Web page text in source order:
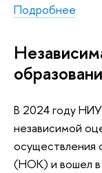
Подробнее
В 2024 году
независимой
осуществления
(НОК) и вошел в